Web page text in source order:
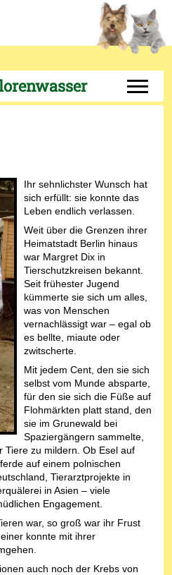
Off-
Ihr sehnlichster Wunsch hat
sich erfüllt: sie konnte das
Leben endlich verlassen.
Weit über die Grenzen ihrer
Heimatstadt Berlin hinaus
war Margret Dix in
Tierschutzkreisen bekannt.
Seit frühester Jugend
kümmerte sie sich um alles,
was von Menschen
vernachlässigt war – egal ob
es bellte, miaute oder
zwitscherte.
Mit jedem Cent, den sie sich
selbst vom Munde absparte,
für den sie sich die Füße auf
Flohmärkten platt stand, den
sie im Grunewald bei
Spaziergängern sammelte,
Tiere zu mildern. Ob Esel auf
auf einem polnischen
Tierarztprojekte in
in Asien – viele
Engagement.
war, so groß war ihr Frust
konnte mit ihrer
auch noch der Krebs von